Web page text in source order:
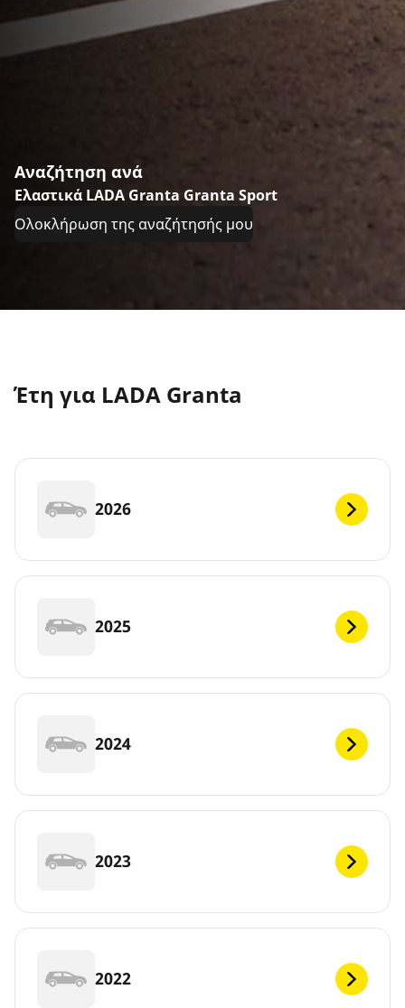
Αναζήτηση ανά
Ελαστικά LADA Granta Granta Sport
Ολοκλήρωση της αναζήτησής μου
Έτη για LADA Granta
2026
2025
2024
2023
2022